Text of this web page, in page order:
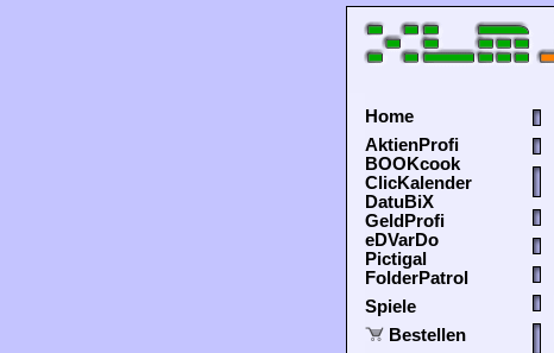
Home
AktienProfi
BOOKcook
ClicKalender
DatuBiX
GeldProfi
eDVarDo
Pictigal
FolderPatrol
Spiele
Bestellen